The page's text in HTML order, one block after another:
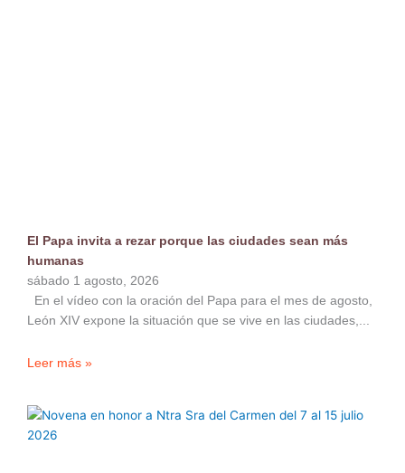
El Papa invita a rezar porque las ciudades sean más
humanas
sábado 1 agosto, 2026
En el vídeo con la oración del Papa para el mes de agosto,
León XIV expone la situación que se vive en las ciudades,
Leer más »